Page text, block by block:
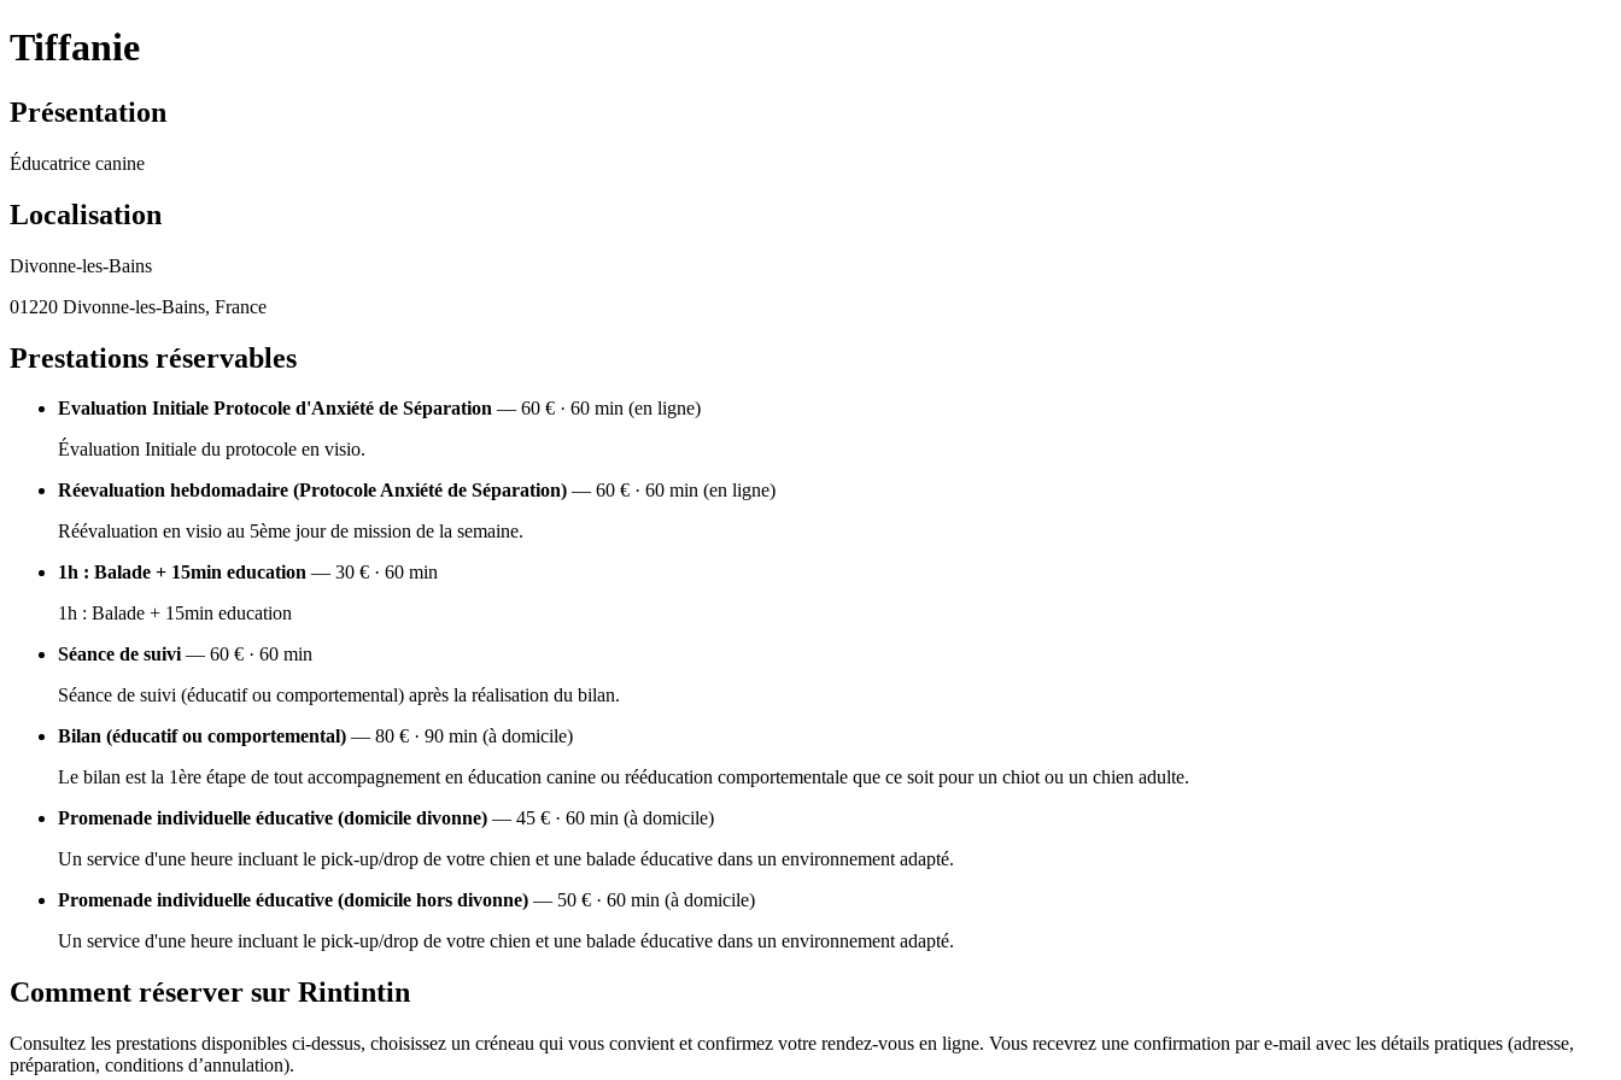
Tiffanie
Présentation
Éducatrice canine
Localisation
Divonne-les-Bains
01220 Divonne-les-Bains, France
Prestations réservables
Evaluation Initiale Protocole d'Anxiété de Séparation — 60 € · 60 min (en ligne)
Évaluation Initiale du protocole en visio.
Réevaluation hebdomadaire (Protocole Anxiété de Séparation) — 60 € · 60 min (en ligne)
Réévaluation en visio au 5ème jour de mission de la semaine.
1h : Balade + 15min education — 30 € · 60 min
1h : Balade + 15min education
Séance de suivi— 60 € · 60 min
Séance de suivi (éducatif ou comportemental) après la réalisation du bilan.
Bilan (éducatif ou comportemental) — 80 € · 90 min (à domicile)
Le bilan est la 1ère étape de tout accompagnement en éducation canine ou rééducation comportementale que ce soit pour un chiot ou un chien adulte.
Promenade individuelle éducative (domicile divonne) — 45 € · 60 min (à domicile)
Un service d'une heure incluant le pick-up/drop de votre chien et une balade éducative dans un environnement adapté.
Promenade individuelle éducative (domicile hors divonne) — 50 € · 60 min (à domicile)
Un service d'une heure incluant le pick-up/drop de votre chien et une balade éducative dans un environnement adapté.
Comment réserver sur Rintintin
Consultez les prestations disponibles ci-dessus, choisissez un créneau qui vous convient et confirmez votre rendez-vous en ligne. Vous recevrez une confirmation par e-mail avec les détails pratiques (adresse,
préparation, conditions d’annulation).